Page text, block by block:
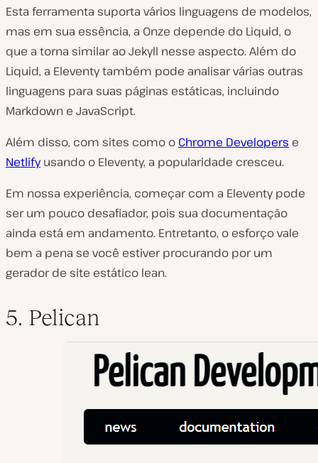
Esta ferramenta suporta vários linguagens de modelos,
mas em sua essência, a Onze depende do Liquid, o
que a torna similar ao Jekyll nesse aspecto. Além do
Liquid, a Eleventy também pode analisar várias outras
linguagens para suas páginas estáticas, incluindo
Markdown e JavaScript.
Além disso, com sites como o Chrome Developers e
Netlifyusando o Eleventy, a popularidade cresceu.
Em nossa experiência, começar com a Eleventy pode
ser um pouco desafiador, pois sua documentação
ainda está em andamento. Entretanto, o esforço vale
bem a pena se você estiver procurando por um
gerador de site estático lean.
5. Pelican